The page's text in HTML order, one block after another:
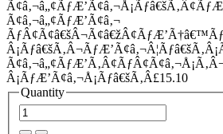
Ã¢â‚¬â„¢ÃƒÆ’Ã¢â‚¬
Â¡ÃƒÆ’Ã¢â‚¬Å¡Ãƒâ€šÃ‚Â£15.10
Quantity